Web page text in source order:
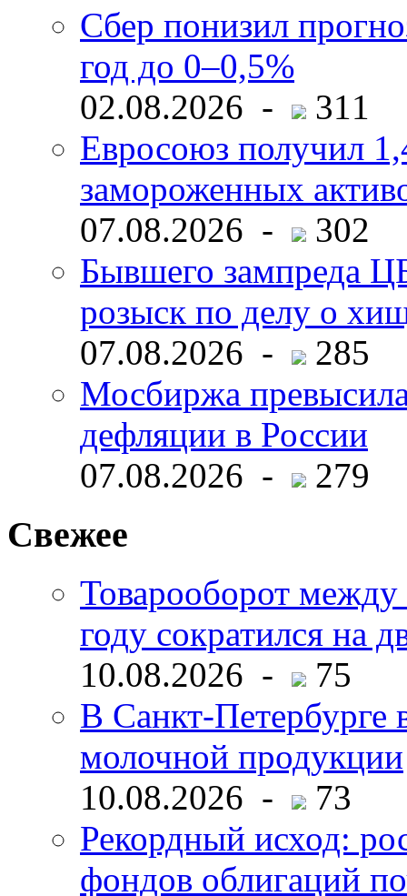
Сбер понизил
год до 0–0,5%
02.08.2026 -
311
Евросоюз получил
замороженных
07.08.2026 -
302
Бывшего зампреда
розыск по делу о
07.08.2026 -
285
Мосбиржа
дефляции в России
07.08.2026 -
279
Свежее
Товарооборот
году сократился на
10.08.2026 -
75
В Санкт-Петербурге
молочной продукции
10.08.2026 -
73
Рекордный исход:
фондов облигаций